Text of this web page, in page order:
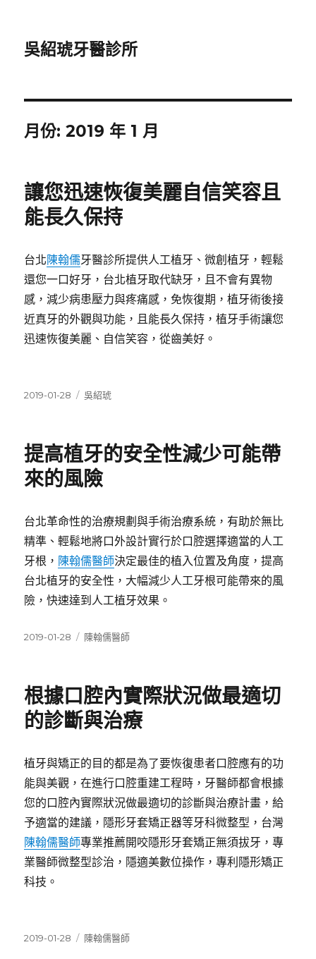
吳紹琥牙醫診所
月份:2019 年 1 月
讓您迅速恢復美麗自信笑容且
能長久保持
台北陳翰儒牙醫診所提供人工植牙、微創植牙，輕鬆
還您一口好牙，台北植牙取代缺牙，且不會有異物
感，減少病患壓力與疼痛感，免恢復期，植牙術後接
近真牙的外觀與功能，且能長久保持，植牙手術讓您
迅速恢復美麗、自信笑容，從齒美好。
發
2019-01-28
分
吳紹琥
提高植牙的安全性減少可能帶
來的風險
台北革命性的治療規劃與手術治療系統，有助於無比
精準、輕鬆地將口外設計實行於口腔選擇適當的人工
牙根， 陳翰儒醫師決定最佳的植入位置及角度，提高
台北植牙的安全性，大幅減少人工牙根可能帶來的風
險，快速達到人工植牙效果。
發
2019-01-28
分
陳翰儒醫師
根據口腔內實際狀況做最適切
的診斷與治療
植牙與矯正的目的都是為了要恢復患者口腔應有的功
能與美觀，在進行口腔重建工程時，牙醫師都會根據
您的口腔內實際狀況做最適切的診斷與治療計畫，給
予適當的建議，隱形牙套矯正器等牙科微整型，台灣
陳翰儒醫師專業推薦開咬隱形牙套矯正無須拔牙，專
業醫師微整型診治，隱適美數位操作，專利隱形矯正
科技。
發
2019-01-28
分
陳翰儒醫師